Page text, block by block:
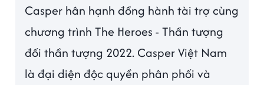
Casper hân hạnh đồng hành tài trợ cùng
chương trình The Heroes - Thần tượng
đối thần tượng 2022. Casper Việt Nam
là đại diện độc quyền phân phối và